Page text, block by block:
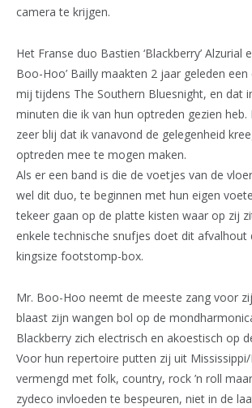
camera te krijgen.
Het Franse duo Bastien ‘Blackberry’ Alzurial
Boo-Hoo’ Bailly maakten 2 jaar geleden
mij tijdens The Southern Bluesnight, en dat
minuten die ik van hun optreden gezien
zeer blij dat ik vanavond de gelegenheid
optreden mee te mogen maken.
Als er een band is die de voetjes van de
wel dit duo, te beginnen met hun eigen
tekeer gaan op de platte kisten waar op zij
enkele technische snufjes doet dit afvalhout
kingsize footstomp-box.
Mr. Boo-Hoo neemt de meeste zang voor
blaast zijn wangen bol op de
Blackberry zich electrisch en akoestisch op
Voor hun repertoire putten zij uit
vermengd met folk, country, rock ’n roll
zydeco invloeden te bespeuren, niet in de